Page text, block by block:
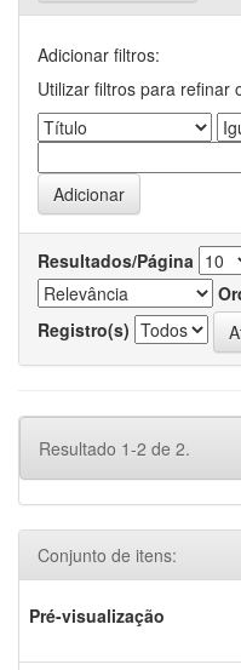
Adicionar filtros:
Utilizar filtros para refinar
Resultados/Página
Registro(s)
Resultado 1-2 de 2.
Conjunto de itens:
Pré-visualização